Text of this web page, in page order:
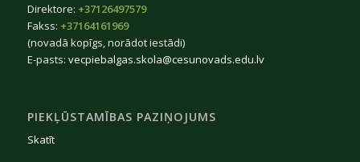
Direktore: +37126497579
Fakss: +37164161969
(novadā kopīgs, norādot iestādi)
E-pasts: vecpiebalgas.skola@cesunovads.edu.lv
PIEKĻŪSTAMĪBAS PAZIŅOJUMS
Skatīt